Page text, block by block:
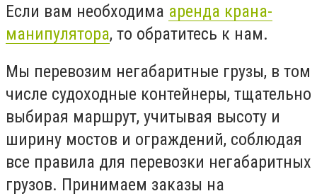
Если вам необходима аренда крана-
манипулятора, то обратитесь к нам.
Мы перевозим негабаритные грузы, в том
числе судоходные контейнеры, тщательно
выбирая маршрут, учитывая высоту и
ширину мостов и ограждений, соблюдая
все правила для перевозки негабаритных
грузов. Принимаем заказы на